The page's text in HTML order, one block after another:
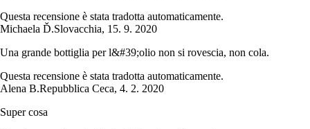
Questa recensione è stata tradotta automaticamente.
Michaela Ď.Slovacchia, 15. 9. 2020
Una grande bottiglia per l&#39;olio non si rovescia, non cola.
Questa recensione è stata tradotta automaticamente.
Alena B.Repubblica Ceca, 4. 2. 2020
Super cosa